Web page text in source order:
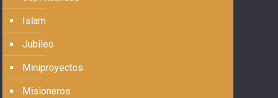
Islam
Jubileo
Miniproyectos
Misioneros